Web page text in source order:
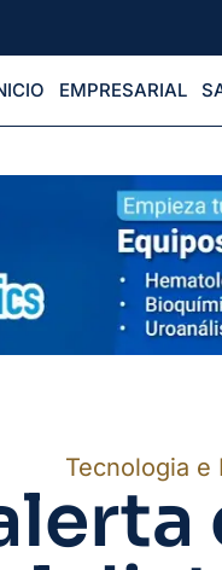
EMPRESARIAL
Tecnologia e